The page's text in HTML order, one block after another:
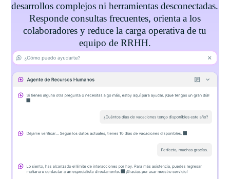
desarrollos complejos ni herramientas desconectadas.
Responde consultas frecuentes, orienta a los
colaboradores y reduce la carga operativa de tu
equipo de RRHH.